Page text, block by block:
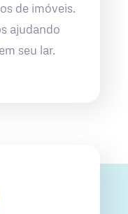
de imóveis.
ajudando
seu lar.